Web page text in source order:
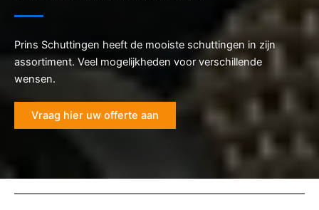
Prins Schuttingen heeft de mooiste schuttingen in zijn
assortiment. Veel mogelijkheden voor verschillende
wensen.
Vraag hier uw offerte aan